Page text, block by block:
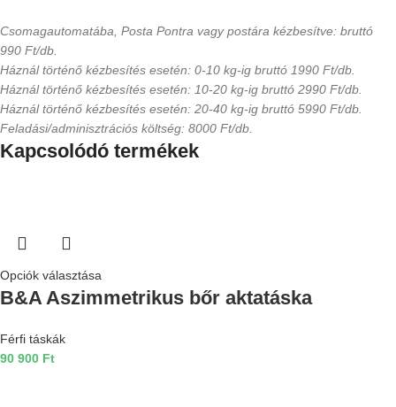
Csomagautomatába, Posta Pontra vagy postára kézbesítve: bruttó
990 Ft/db.
Háznál történő kézbesítés esetén: 0-10 kg-ig bruttó 1990 Ft/db.
Háznál történő kézbesítés esetén: 10-20 kg-ig bruttó 2990 Ft/db.
Háznál történő kézbesítés esetén: 20-40 kg-ig bruttó 5990 Ft/db.
Feladási/adminisztrációs költség: 8000 Ft/db.
Kapcsolódó termékek
Opciók választása
B&A Aszimmetrikus bőr aktatáska
Férfi táskák
90 900 Ft